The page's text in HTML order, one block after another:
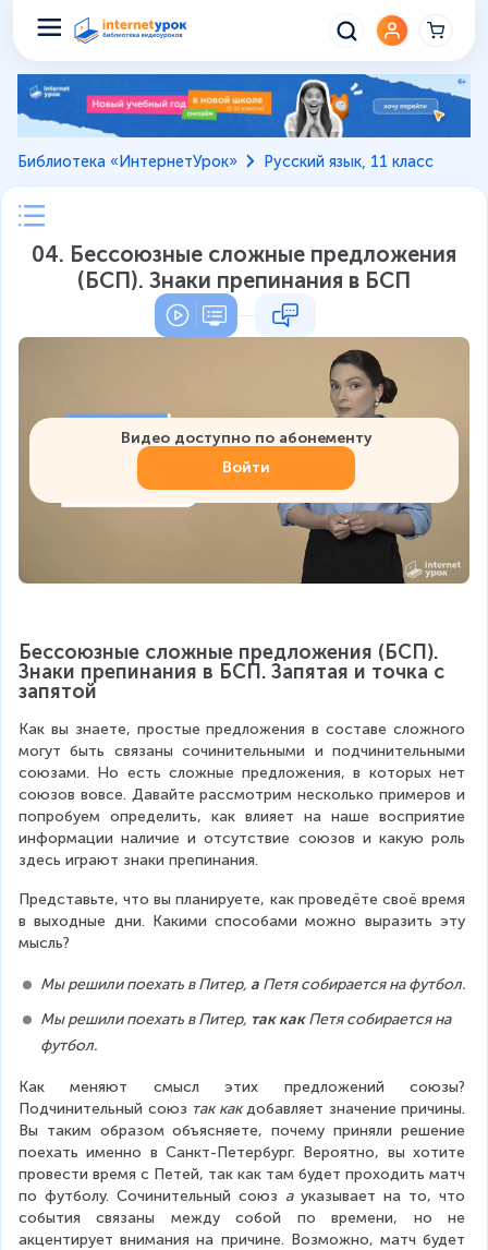
Библиотека «ИнтернетУрок» Русский язык, 11 класс
04. Бессоюзные сложные предложения
(БСП). Знаки препинания в БСП
Видео доступно по абонементу
Войти
Бессоюзные сложные предложения (БСП).
Знаки препинания в БСП. Запятая и точка с
запятой
Как вы знаете, простые предложения в составе сложного
могут быть связаны сочинительными и подчинительными
союзами. Но есть сложные предложения, в которых нет
союзов вовсе. Давайте рассмотрим несколько примеров и
попробуем определить, как влияет на наше восприятие
информации наличие и отсутствие союзов и какую роль
здесь играют знаки препинания.
Представьте, что вы планируете, как проведёте своё время
в выходные дни. Какими способами можно выразить эту
мысль?
Мы решили поехать в Питер, а Петя собирается на футбол.
Мы решили поехать в Питер, так как Петя собирается на
футбол.
Как меняют смысл этих предложений союзы?
Подчинительный союз так как добавляет значение причины.
Вы таким образом объясняете, почему приняли решение
поехать именно в Санкт-Петербург. Вероятно, вы хотите
провести время с Петей, так как там будет проходить матч
по футболу. Сочинительный союз а указывает на то, что
события связаны между собой по времени, но не
акцентирует внимания на причине. Возможно, матч будет